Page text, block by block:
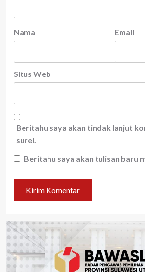
Nama Email
Situs Web
Beritahu saya akan tindak lanjut
surel.
Beritahu saya akan tulisan baru